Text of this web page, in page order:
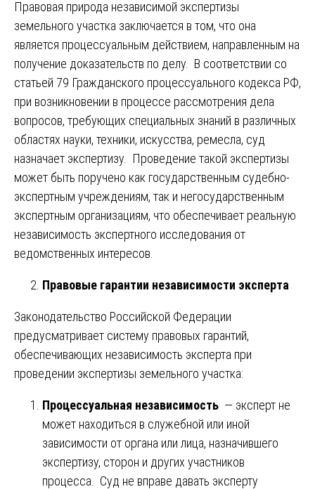
Правовая природа независимой экспертизы
земельного участка заключается в том, что она
является процессуальным действием, направленным на
получение доказательств по делу. В соответствии со
статьей 79 Гражданского процессуального кодекса РФ,
при возникновении в процессе рассмотрения дела
вопросов, требующих специальных знаний в различных
областях науки, техники, искусства, ремесла, суд
назначает экспертизу. Проведение такой экспертизы
может быть поручено как государственным судебно-
экспертным учреждениям, так и негосударственным
экспертным организациям, что обеспечивает реальную
независимость экспертного исследования от
ведомственных интересов.
Правовые гарантии независимости эксперта
Законодательство Российской Федерации
предусматривает систему правовых гарантий,
обеспечивающих независимость эксперта при
проведении экспертизы земельного участка:
Процессуальная независимость — эксперт не
может находиться в служебной или иной
зависимости от органа или лица, назначившего
экспертизу, сторон и других участников
процесса. Суд не вправе давать эксперту